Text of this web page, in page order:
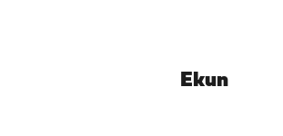
Екип